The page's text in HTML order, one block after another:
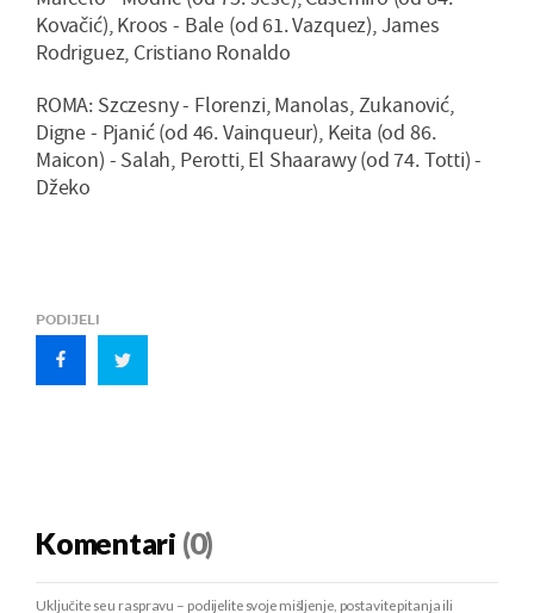
Kovačić), Kroos - Bale (od 61. Vazquez), James
Rodriguez, Cristiano Ronaldo
ROMA: Szczesny - Florenzi, Manolas, Zukanović,
Digne - Pjanić (od 46. Vainqueur), Keita (od 86.
Maicon) - Salah, Perotti, El Shaarawy (od 74. Totti) -
Džeko
PODIJELI
Komentari (0)
Uključite se u raspravu – podijelite svoje mišljenje, postavite pitanja ili